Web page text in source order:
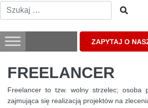
ZAPYTAJ O
FREELANCER
Freelancer to tzw. wolny strzelec; osoba
zajmująca się realizacją projektów na